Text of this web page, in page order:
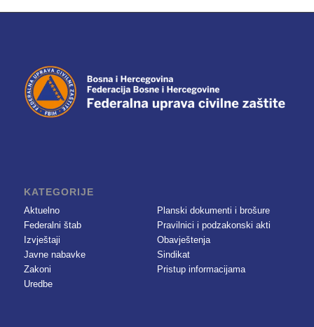
KATEGORIJE
Aktuelno
Federalni štab
Izvještaji
Javne nabavke
Zakoni
Uredbe
Planski dokumenti i brošure
Pravilnici i podzakonski akti
Obavještenja
Sindikat
Pristup informacijama